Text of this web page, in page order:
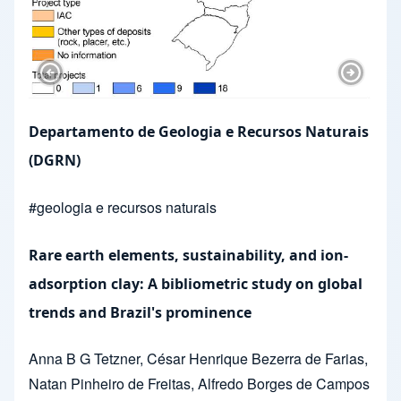
Departamento de Geologia e Recursos Naturais
(DGRN)
#geologia e recursos naturais
Rare earth elements, sustainability, and ion-
adsorption clay: A bibliometric study on global
trends and Brazil's prominence
Anna B G Tetzner, César Henrique Bezerra de Farias,
Natan Pinheiro de Freitas, Alfredo Borges de Campos
Previous Slide Next